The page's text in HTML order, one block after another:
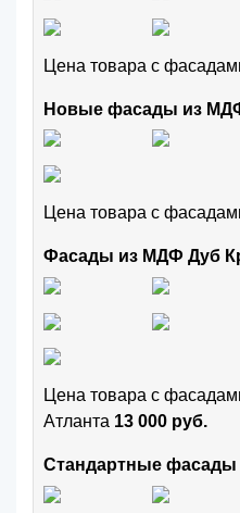
Цена товара с
Новые фасады из
Цена товара с
Фасады из МДФ Дуб
Цена товара с
Атланта 13 000 руб.
Стандартные